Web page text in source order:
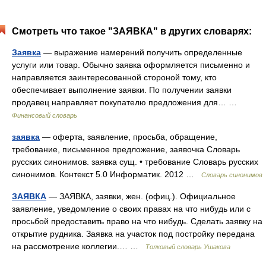
Смотреть что такое "ЗАЯВКА" в других словарях:
Заявка — выражение намерений получить определенные
услуги или товар. Обычно заявка оформляется письменно и
направляется заинтересованной стороной тому, кто
обеспечивает выполнение заявки. По получении заявки
продавец направляет покупателю предложения для… …
Финансовый словарь
заявка — оферта, заявление, просьба, обращение,
требование, письменное предложение, заявочка Словарь
русских синонимов. заявка сущ. • требование Словарь русских
синонимов. Контекст 5.0 Информатик. 2012 …
Словарь синонимов
ЗАЯВКА — ЗАЯВКА, заявки, жен. (офиц.). Официальное
заявление, уведомление о своих правах на что нибудь или с
просьбой предоставить право на что нибудь. Сделать заявку на
открытие рудника. Заявка на участок под постройку передана
на рассмотрение коллегии.… …
Толковый словарь Ушакова